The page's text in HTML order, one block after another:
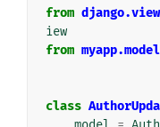
from
iew
from
class